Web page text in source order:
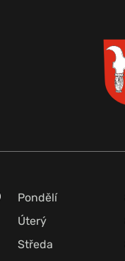
Pondělí
Úterý
Středa